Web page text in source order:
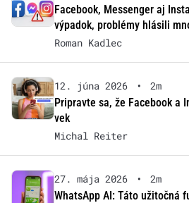
Facebook, Messenger aj
výpadok, problémy hlásili
Roman Kadlec
12. júna 2026 •
2m
Pripravte sa, že Facebook a
vek
Michal Reiter
27. mája 2026 •
2m
WhatsApp AI: Táto užitočná